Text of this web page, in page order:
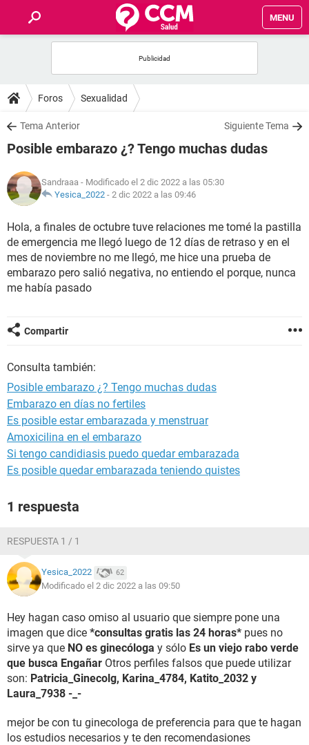
MENU
FOROS
SALUD
NUTRICIÓN
BIENESTAR
SEXUALIDAD
Foros Sexualidad
Tema Anterior Siguiente Tema
Posible embarazo ¿? Tengo muchas dudas
Sandraaa - Modificado el 2 dic 2022 a las 05:30
Yesica_2022 - 2 dic 2022 a las 09:46
Hola, a finales de octubre tuve relaciones me tomé la pastilla
de emergencia me llegó luego de 12 días de retraso y en el
mes de noviembre no me llegó, me hice una prueba de
embarazo pero salió negativa, no entiendo el porque, nunca
me había pasado
Compartir
Consulta también:
Posible embarazo ¿? Tengo muchas dudas
Embarazo en días no fertiles
Es posible estar embarazada y menstruar
Amoxicilina en el embarazo
Si tengo candidiasis puedo quedar embarazada
Es posible quedar embarazada teniendo quistes
1 respuesta
RESPUESTA 1 / 1
Yesica_2022 62
Modificado el 2 dic 2022 a las 09:50
Hey hagan caso omiso al usuario que siempre pone una
imagen que dice *consultas gratis las 24 horas* pues no
sirve ya que NO es ginecóloga y sólo Es un viejo rabo verde
que busca Engañar Otros perfiles falsos que puede utilizar
son: Patricia_Ginecolg, Karina_4784, Katito_2032 y
Laura_7938 -_-
mejor be con tu ginecologa de preferencia para que te hagan
los estudios necesarios y te den recomendasiones